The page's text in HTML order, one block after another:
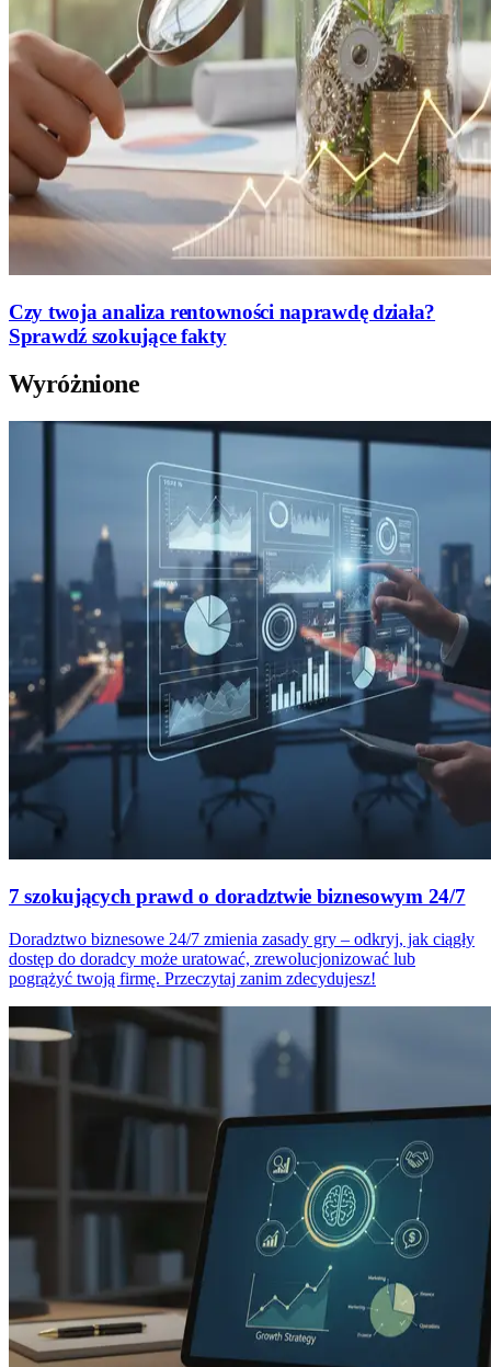
Czy twoja analiza rentowności naprawdę działa?
Sprawdź szokujące fakty
Wyróżnione
7 szokujących prawd o doradztwie biznesowym 24/7
Doradztwo biznesowe 24/7 zmienia zasady gry – odkryj, jak ciągły
dostęp do doradcy może uratować, zrewolucjonizować lub
pogrążyć twoją firmę. Przeczytaj zanim zdecydujesz!